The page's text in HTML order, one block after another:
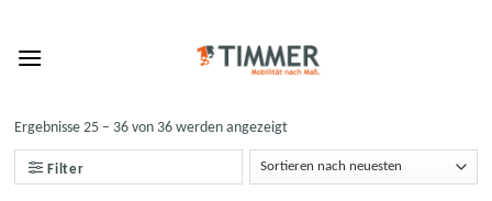
content
Filter
Ergebnisse 25 – 36 von 36 werden angezeigt